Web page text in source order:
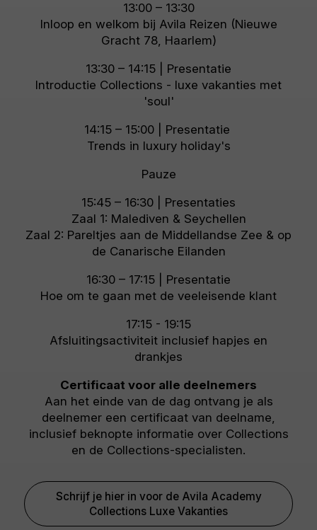
13:00 – 13:30
Inloop en welkom bij Avila Reizen (Nieuwe
Gracht 78, Haarlem)
13:30 – 14:15 | Presentatie
Introductie Collections - luxe vakanties met
'soul'
14:15 – 15:00 | Presentatie
Trends in luxury holiday's
Pauze
15:45 – 16:30 | Presentaties
Zaal 1: Malediven & Seychellen
Zaal 2: Pareltjes aan de Middellandse Zee & op
de Canarische Eilanden
16:30 – 17:15 | Presentatie
Hoe om te gaan met de veeleisende klant
17:15 - 19:15
Afsluitingsactiviteit inclusief hapjes en
drankjes
Certificaat voor alle deelnemers
Aan het einde van de dag ontvang je als
deelnemer een certificaat van deelname,
inclusief beknopte informatie over Collections
en de Collections-specialisten.
Schrijf je hier in voor de Avila Academy
Collections Luxe Vakanties